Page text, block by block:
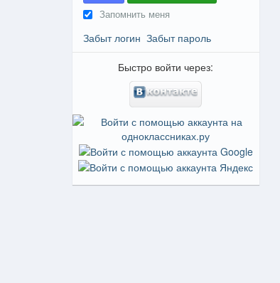
Запомнить меня
Забыт логин Забыт пароль
Быстро войти через: